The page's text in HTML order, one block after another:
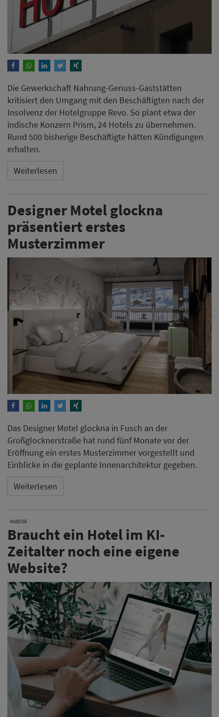
Die Gewerkschaft Nahrung-Genuss-Gaststätten
kritisiert den Umgang mit den Beschäftigten nach der
Insolvenz der Hotelgruppe Revo. So plant etwa der
indische Konzern Prism, 24 Hotels zu übernehmen.
Rund 500 bisherige Beschäftigte hätten Kündigungen
erhalten.
Weiterlesen
Designer Motel glockna
präsentiert erstes
Musterzimmer
Das Designer Motel glockna in Fusch an der
Großglocknerstraße hat rund fünf Monate vor der
Eröffnung ein erstes Musterzimmer vorgestellt und
Einblicke in die geplante Innenarchitektur gegeben.
Weiterlesen
ANZEIGE
Braucht ein Hotel im KI-
Zeitalter noch eine eigene
Website?